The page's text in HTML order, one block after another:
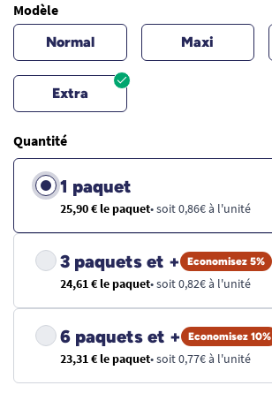
Modèle
Normal Maxi
Extra
Quantité
1 paquet
25,90 € le paquet• soit 0,86€ à l'unité
3 paquets et + Economisez 5%
24,61 € le paquet• soit 0,82€ à l'unité
6 paquets et + Economisez 10%
23,31 € le paquet• soit 0,77€ à l'unité